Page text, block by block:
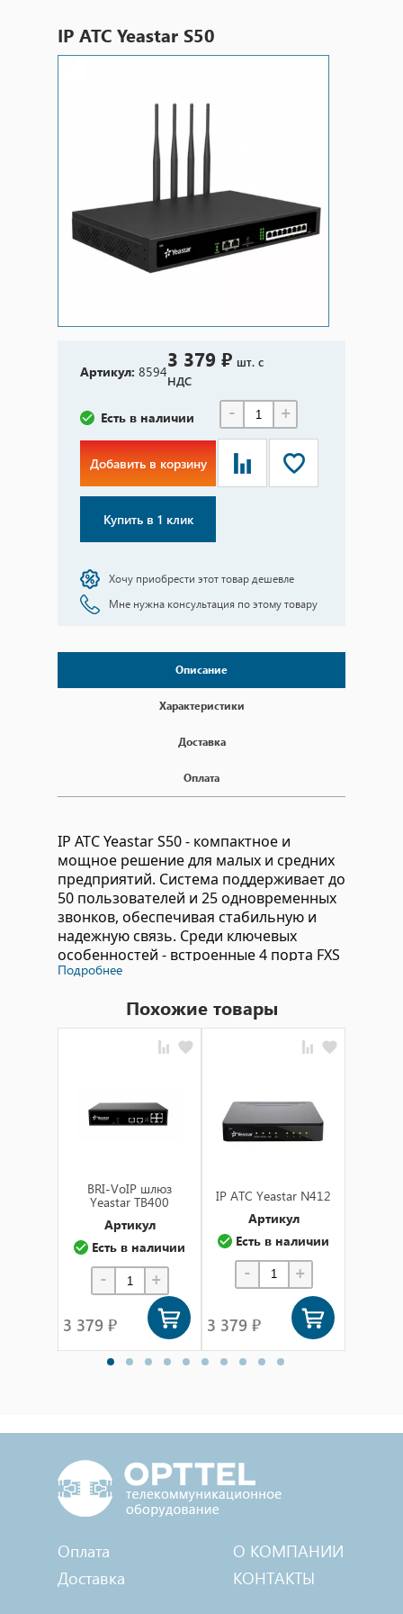
IP АТС Yeastar S50
Артикул: 85943 379 ₽ шт. с
НДС
Есть в наличии - +
Добавить в корзину
Купить в 1 клик
Хочу приобрести этот товар дешевле
Мне нужна консультация по этому товару
Описание
Характеристики
Доставка
Оплата
IP АТС Yeastar S50 - компактное и
мощное решение для малых и средних
предприятий. Система поддерживает до
50 пользователей и 25 одновременных
звонков, обеспечивая стабильную и
надежную связь. Среди ключевых
особенностей - встроенные 4 порта FXS
и 4 порта FXO, гибкая настройка и
управления. Yeastar S50 обеспечивает
высокую производительность и
простоту в установке, идеально
характеристики: поддержка SIP/IAX2, 50
пользователей, 25 одновременных
звонков, 4 порта FXS, 4 порта FXO,
поддержка VoIP-протоколов, гибкое
управление и настройка.
Подробнее
Похожие товары
BRI-VoIP шлюз
Yeastar TB400
Артикул
Есть в наличии
- +
3 379 ₽
IP АТС Yeastar N412
Артикул
Есть в наличии
- +
3 379 ₽
Оплата
Доставка
О КОМПАНИИ
КОНТАКТЫ